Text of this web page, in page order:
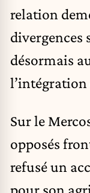
relation
désormais
l’intégration
Sur le
opposés
refusé un
pour son